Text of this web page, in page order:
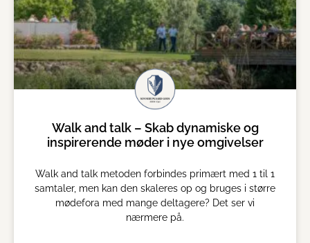
Walk and talk – Skab dynamiske og
inspirerende møder i nye omgivelser
Walk and talk metoden forbindes primært med 1 til 1
samtaler, men kan den skaleres op og bruges i større
mødefora med mange deltagere? Det ser vi
nærmere på.